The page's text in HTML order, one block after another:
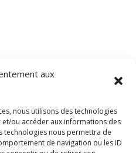
aux
nous utilisons des technologies
ou accéder aux informations des
technologies nous permettra de
de navigation ou les ID